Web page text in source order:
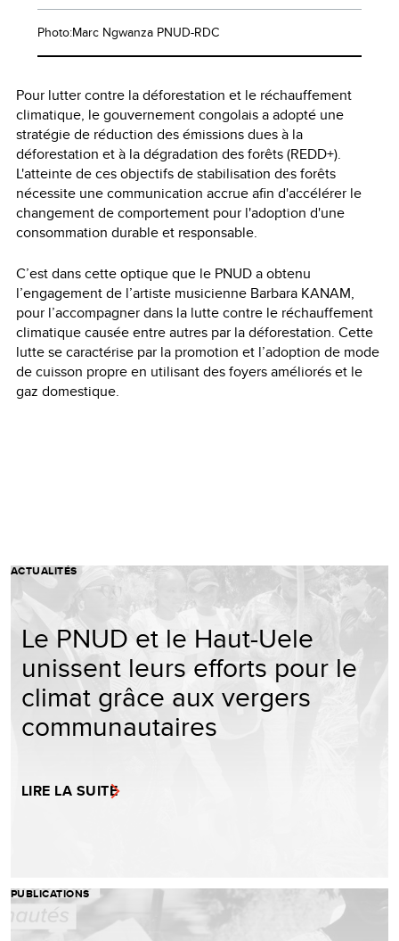
Photo:Marc Ngwanza PNUD-RDC
Pour lutter contre la déforestation et le réchauffement
climatique, le gouvernement congolais a adopté une
stratégie de réduction des émissions dues à la
déforestation et à la dégradation des forêts (REDD+).
L'atteinte de ces objectifs de stabilisation des forêts
nécessite une communication accrue afin d'accélérer le
changement de comportement pour l'adoption d'une
consommation durable et responsable.
C’est dans cette optique que le PNUD a obtenu
l’engagement de l’artiste musicienne Barbara KANAM,
pour l’accompagner dans la lutte contre le réchauffement
climatique causée entre autres par la déforestation. Cette
lutte se caractérise par la promotion et l’adoption de mode
de cuisson propre en utilisant des foyers améliorés et le
gaz domestique.
ACTUALITÉS
Le PNUD et le Haut-Uele
unissent leurs efforts pour le
climat grâce aux vergers
communautaires
LIRE LA SUITE
PUBLICATIONS